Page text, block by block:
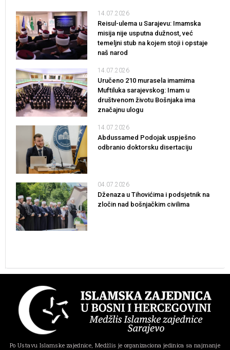
14.07.2026
Reisul-ulema u Sarajevu: Imamska
misija nije usputna dužnost, već
temeljni stub na kojem stoji i opstaje
naš narod
14.07.2026
Uručeno 210 murasela imamima
Muftiluka sarajevskog: Imam u
društvenom životu Bošnjaka ima
značajnu ulogu
14.07.2026
Abdussamed Podojak uspješno
odbranio doktorsku disertaciju
04.07.2026
Dženaza u Tihovićima i podsjetnik na
zločin nad bošnjačkim civilima
Po Ustavu Islamske zajednice, Medžlis je organizaciona jedinica sa najmanje